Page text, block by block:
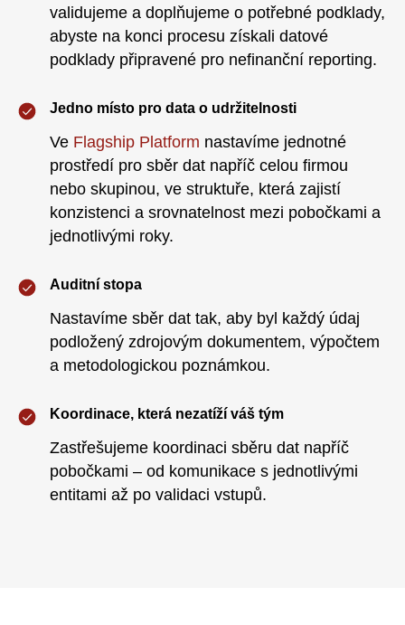
validujeme a doplňujeme o potřebné podklady,
abyste na konci procesu získali datové
podklady připravené pro nefinanční reporting.
Jedno místo pro data o udržitelnosti
Ve Flagship Platform nastavíme jednotné
prostředí pro sběr dat napříč celou firmou
nebo skupinou, ve struktuře, která zajistí
konzistenci a srovnatelnost mezi pobočkami a
jednotlivými roky.
Auditní stopa
Nastavíme sběr dat tak, aby byl každý údaj
podložený zdrojovým dokumentem, výpočtem
a metodologickou poznámkou.
Koordinace, která nezatíží váš tým
Zastřešujeme koordinaci sběru dat napříč
pobočkami – od komunikace s jednotlivými
entitami až po validaci vstupů.